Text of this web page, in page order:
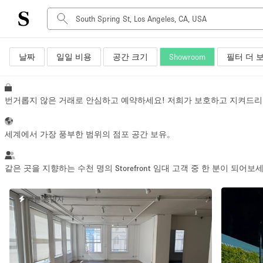
날짜 일일 비용 공간 크기 Showroom 필터 더
공간 유형 Advertisement Space
Boat
Event Space
Mall Shop
Meeting Space
Other
번거롭지 않은 거래로 안심하고 예약하세요! 저희가 보호하고 지켜드
세계에서 가장 풍부한 범위의 점포 공간 보유。
같은 곳을 지향하는 수천 명의 Storefront 임대 고객 중 한 분이 되어보
빠른 응답자